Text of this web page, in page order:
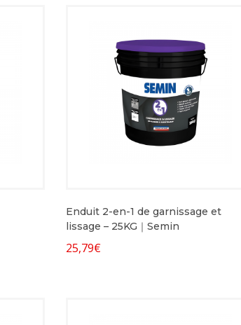
Enduit 2-en-1 de garnissage et
lissage – 25KG｜Semin
25,79€